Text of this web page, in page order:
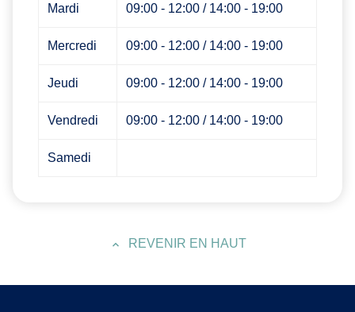
Mardi 09:00 - 12:00 / 14:00 - 19:00
Mercredi 09:00 - 12:00 / 14:00 - 19:00
Jeudi 09:00 - 12:00 / 14:00 - 19:00
Vendredi 09:00 - 12:00 / 14:00 - 19:00
Samedi
REVENIR EN HAUT